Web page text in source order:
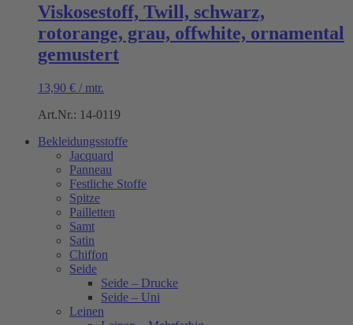
Viskosestoff, Twill, schwarz,
rotorange, grau, offwhite, ornamental
gemustert
13,90 € / mtr.
Art.Nr.: 14-0119
Bekleidungsstoffe
Jacquard
Panneau
Festliche Stoffe
Spitze
Pailletten
Samt
Satin
Chiffon
Seide
Seide – Drucke
Seide – Uni
Leinen